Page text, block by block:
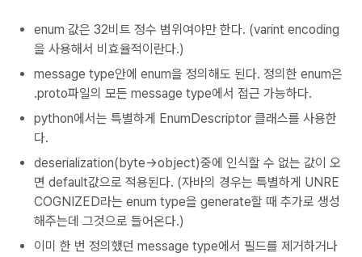
enum 값은 32비트 정수 범위여야만 한다. (varint encoding
을 사용해서 비효율적이란다.)
message type안에 enum을 정의해도 된다. 정의한 enum은
.proto파일의 모든 message type에서 접근 가능하다.
python에서는 특별하게 EnumDescriptor 클래스를 사용한
다.
deserialization(byte->object)중에 인식할 수 없는 값이 오
면 default값으로 적용된다. (자바의 경우는 특별하게 UNRE
COGNIZED라는 enum type을 generate할 때 추가로 생성
해주는데 그것으로 들어온다.)
이미 한 번 정의했던 message type에서 필드를 제거하거나